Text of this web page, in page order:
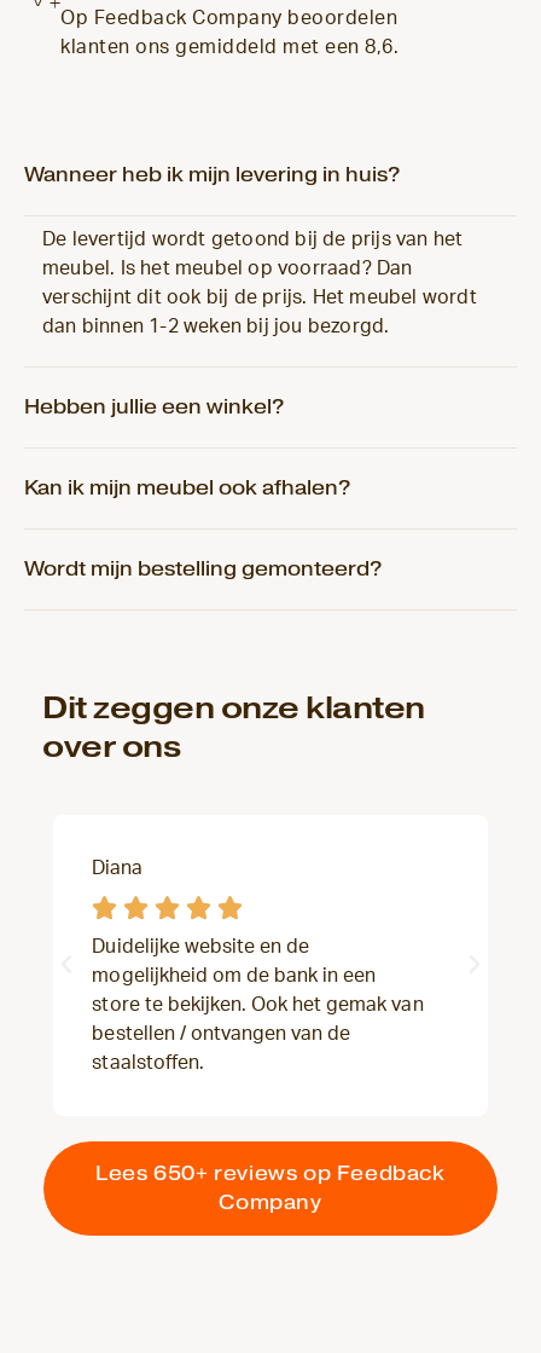
Op Feedback Company beoordelen
klanten ons gemiddeld met een 8,6.
Wanneer heb ik mijn levering in huis?
De levertijd wordt getoond bij de prijs van het
meubel. Is het meubel op voorraad? Dan
verschijnt dit ook bij de prijs. Het meubel wordt
dan binnen 1-2 weken bij jou bezorgd.
Hebben jullie een winkel?
Kan ik mijn meubel ook afhalen?
Wordt mijn bestelling gemonteerd?
Dit zeggen onze klanten
over ons
Diana
    
Duidelijke website en de
mogelijkheid om de bank in een
store te bekijken. Ook het gemak van
bestellen / ontvangen van de
staalstoffen.
Lees 650+ reviews op Feedback
Company